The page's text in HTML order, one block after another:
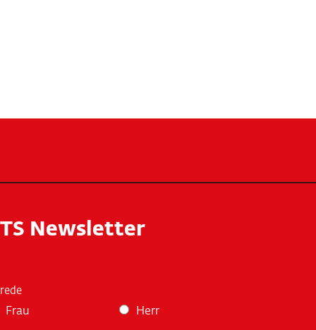
Newsletter
Frau Herr